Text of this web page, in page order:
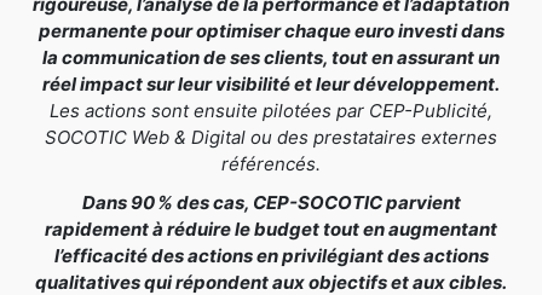
permanente pour optimiser chaque euro investi dans
la communication de ses clients, tout en assurant un
réel impact sur leur visibilité et leur développement.
Les actions sont ensuite pilotées par CEP-Publicité,
SOCOTIC Web & Digital ou des prestataires externes
référencés.
Dans 90 % des cas, CEP-SOCOTIC parvient
rapidement à réduire le budget tout en augmentant
l’efficacité des actions en privilégiant des actions
qualitatives qui répondent aux objectifs et aux cibles.